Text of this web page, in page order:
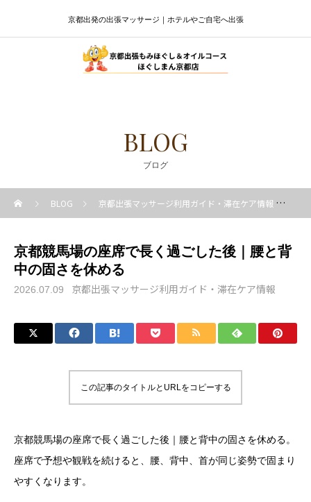
京都出発の出張マッサージ｜ホテルやご自宅へ出張
BLOG
ブログ
BLOG 京都出張マッサージ利用ガイド・滞在ケア情報
京都競馬場の座席で長く過ごした後｜腰と背
中の固さを休める
2026.07.09 京都出張マッサージ利用ガイド・滞在ケア情報
この記事のタイトルとURLをコピーする
京都競馬場の座席で長く過ごした後｜腰と背中の固さを休める。
座席で予想や観戦を続けると、腰、背中、首が同じ姿勢で固まり
やすくなります。